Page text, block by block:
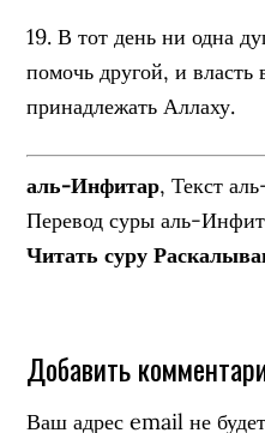
19. В тот день ни одна
помочь другой, и власть
принадлежать Аллаху.
аль-Инфитар, Текст
Перевод суры аль-
Читать суру
Добавить
Ваш адрес email не